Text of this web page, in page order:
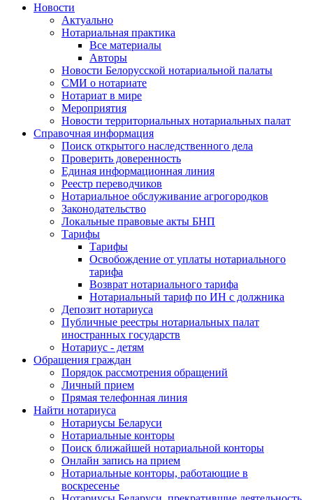
Новости
Актуально
Нотариальная практика
Все материалы
Авторы
Новости Белорусской нотариальной палаты
СМИ о нотариате
Нотариат в мире
Мероприятия
Новости территориальных нотариальных палат
Справочная информация
Поиск открытого наследственного дела
Проверить доверенность
Единая информационная линия
Реестр переводчиков
Нотариальное обслуживание агрогородков
Законодательство
Локальные правовые акты БНП
Тарифы
Тарифы
Освобождение от уплаты нотариального
тарифа
Возврат нотариального тарифа
Нотариальный тариф по ИН с должника
Депозит нотариуса
Публичные реестры нотариальных палат
иностранных государств
Нотариус - детям
Обращения граждан
Порядок рассмотрения обращений
Личный прием
Прямая телефонная линия
Найти нотариуса
Нотариусы Беларуси
Нотариальные конторы
Поиск ближайшей нотариальной конторы
Онлайн запись на прием
Нотариальные конторы, работающие в
воскресенье